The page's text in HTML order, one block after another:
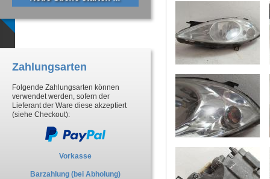
Zahlungsarten
Folgende Zahlungsarten können
verwendet werden, sofern der
Lieferant der Ware diese akzeptiert
(siehe Checkout):
Vorkasse
Barzahlung (bei Abholung)